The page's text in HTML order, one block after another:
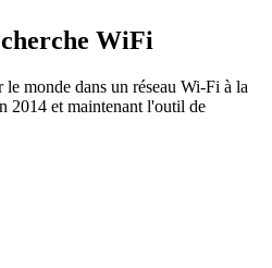
WiFi
monde dans un réseau Wi-Fi à la
2014 et maintenant l'outil de